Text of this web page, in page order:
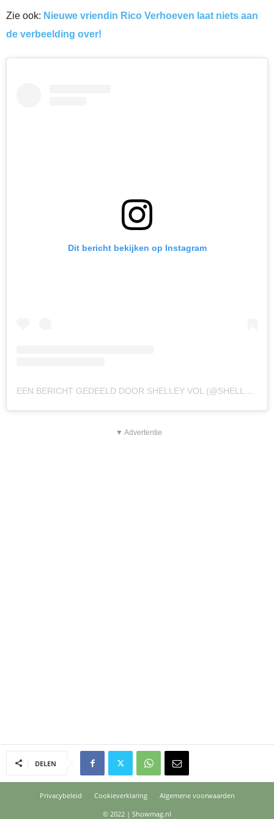
Zie ook: Nieuwe vriendin Rico Verhoeven laat niets aan
de verbeelding over!
Dit bericht bekijken op Instagram
EEN BERICHT GEDEELD DOOR SHELLEY VOL (@SHELLEYOG3NEOFFICIAL)
▼ Advertentie
DELEN
Privacybeleid Cookieverklaring
Algemene voorwaarden
© 2022 | Showmag.nl